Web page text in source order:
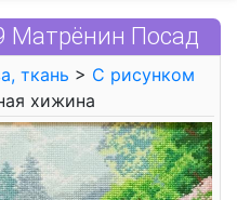
Матрёнин Посад
ткань > С рисунком
хижина